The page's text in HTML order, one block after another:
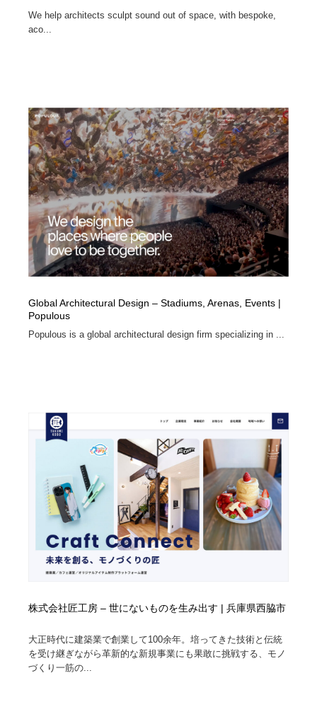
We help architects sculpt sound out of space, with bespoke,
aco...
Global Architectural Design – Stadiums, Arenas, Events |
Populous
Populous is a global architectural design firm specializing in ...
株式会社匠工房 – 世にないものを生み出す | 兵庫県西脇市
大正時代に建築業で創業して100余年。培ってきた技術と伝統
を受け継ぎながら革新的な新規事業にも果敢に挑戦する、モノ
づくり一筋の...